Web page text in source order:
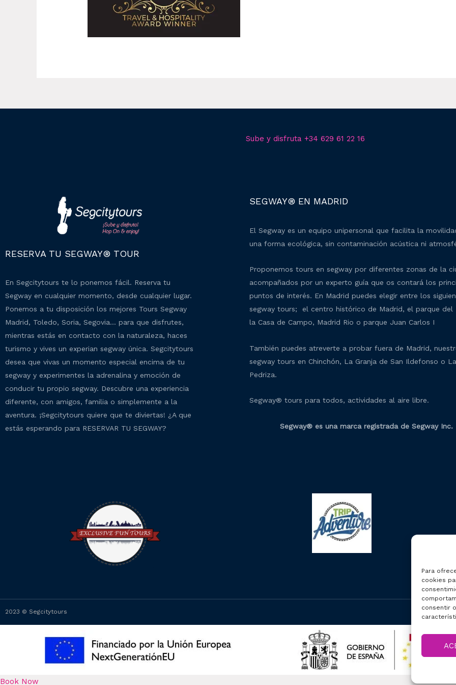
Para
cookies
consentir
Sube y disfruta +34 629 61 22 16
RESERVA TU SEGWAY® TOUR
En Segcitytours te lo ponemos fácil. Reserva tu
Segway en cualquier momento, desde cualquier lugar.
Ponemos a tu disposición los mejores Tours Segway
Madrid, Toledo, Soria, Segovia… para que disfrutes,
mientras estás en contacto con la naturaleza, haces
turismo y vives un experian segway única. Segcitytours
desea que vivas un momento especial encima de tu
segway y experimentes la adrenalina y emoción de
conducir tu propio segway. Descubre una experiencia
diferente, con amigos, familia o simplemente a la
aventura. ¡Segcitytours quiere que te diviertas! ¿A que
estás esperando para RESERVAR TU SEGWAY?
SEGWAY® EN MADRID
El Segway es un equipo unipersonal que facilita la
una forma ecológica, sin contaminación acústica ni
Proponemos tours en segway por diferentes zonas de la
acompañados por un experto guía que os contará los
puntos de interés. En Madrid puedes elegir entre los
segway tours; el centro histórico de Madrid, el parque del
la Casa de Campo, Madrid Rio o parque Juan Carlos I
También puedes atreverte a probar fuera de Madrid,
segway tours en Chinchón, La Granja de San Ildefonso o La
Pedriza.
Segway® tours para todos, actividades al aire libre.
Segway® es una marca registrada de Segway Inc.
2023 © Segcitytours
Book Now